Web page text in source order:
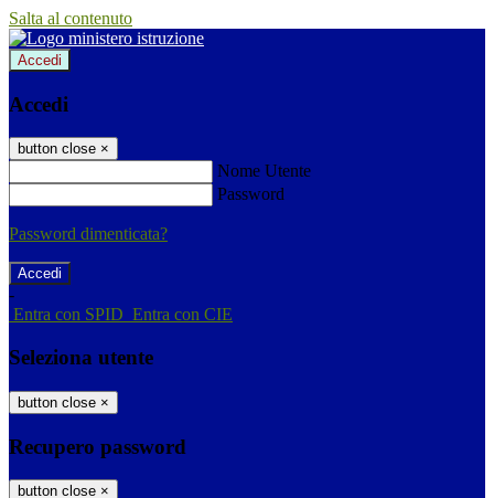
Salta al contenuto
Accedi
Accedi
button close ×
Nome Utente
Password
Password dimenticata?
-
Entra con SPID Entra con CIE
Seleziona utente
button close ×
Recupero password
button close ×